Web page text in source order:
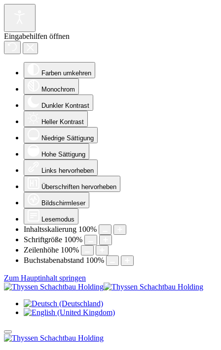
Eingabehilfen öffnen
Farben umkehren
Monochrom
Dunkler Kontrast
Heller Kontrast
Niedrige Sättigung
Hohe Sättigung
Links hervorheben
Überschriften hervorheben
Bildschirmleser
Lesemodus
Inhaltsskalierung 100%
Schriftgröße 100%
Zeilenhöhe 100%
Buchstabenabstand 100%
Zum Hauptinhalt springen